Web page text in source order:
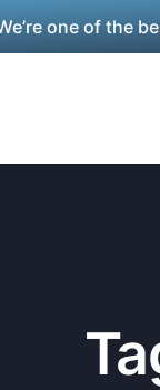
one of the